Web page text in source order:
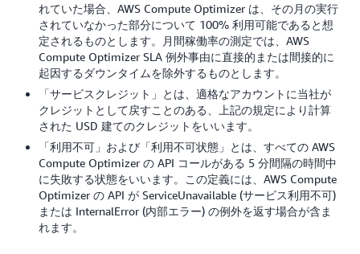
れていた場合、AWS Compute Optimizer は、その月の実行
されていなかった部分について 100% 利用可能であると想
定されるものとします。月間稼働率の測定では、AWS
Compute Optimizer SLA 例外事由に直接的または間接的に
起因するダウンタイムを除外するものとします。
「サービスクレジット」とは、適格なアカウントに当社が
クレジットとして戻すことのある、上記の規定により計算
された USD 建てのクレジットをいいます。
「利用不可」および「利用不可状態」とは、すべての AWS
Compute Optimizer の API コールがある 5 分間隔の時間中
に失敗する状態をいいます。この定義には、AWS Compute
Optimizer の API が ServiceUnavailable (サービス利用不可)
または InternalError (内部エラー) の例外を返す場合が含ま
れます。